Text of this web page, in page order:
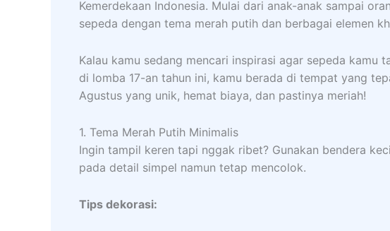
Kemerdekaan Indonesia. Mulai dari anak-anak sampai
sepeda dengan tema merah putih dan berbagai elemen
Kalau kamu sedang mencari inspirasi agar sepeda kamu
di lomba 17-an tahun ini, kamu berada di tempat yang
Agustus yang unik, hemat biaya, dan pastinya meriah!
1. Tema Merah Putih Minimalis
Ingin tampil keren tapi nggak ribet? Gunakan bendera
pada detail simpel namun tetap mencolok.
Tips dekorasi: